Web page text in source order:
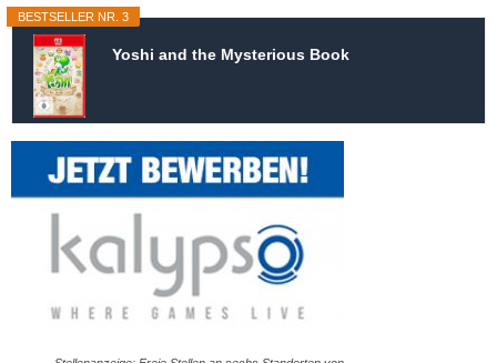
BESTSELLER NR. 3
Yoshi and the Mysterious Book